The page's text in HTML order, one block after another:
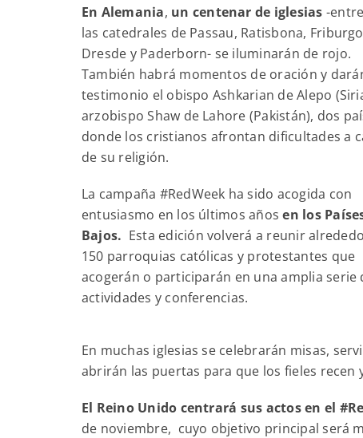
En Alemania, un centenar de iglesias -
las catedrales de Passau, Ratisbona,
Dresde y Paderborn- se iluminarán de rojo.
También habrá momentos de oración y
testimonio el obispo Ashkarian de Alepo
arzobispo Shaw de Lahore (Pakistán), dos
donde los cristianos afrontan dificultades a
de su religión.
La campaña #RedWeek ha sido acogida con
entusiasmo en los últimos años en los
Bajos. Esta edición volverá a reunir
150 parroquias católicas y protestantes que
acogerán o participarán en una amplia serie
actividades y conferencias.
En muchas iglesias se celebrarán misas,
abrirán las puertas para que los fieles
El Reino Unido centrará sus actos en el
de noviembre, cuyo objetivo principal será